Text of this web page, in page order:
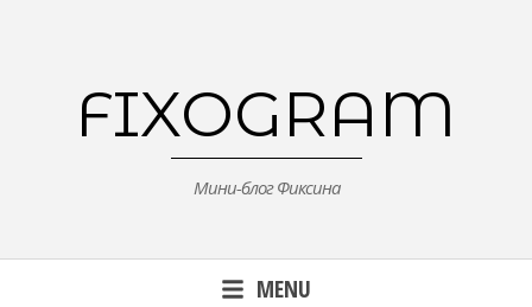
FIXOGRAM
Мини-блог Фиксина
MENU